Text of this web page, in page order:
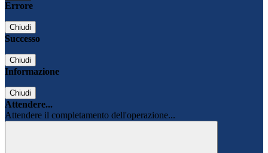
Errore
Chiudi
Successo
Chiudi
Informazione
Chiudi
Attendere...
Attendere il completamento dell'operazione...